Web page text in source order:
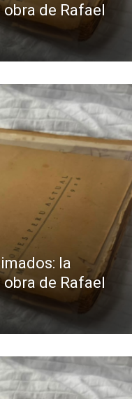
de Rafael
la
de Rafael